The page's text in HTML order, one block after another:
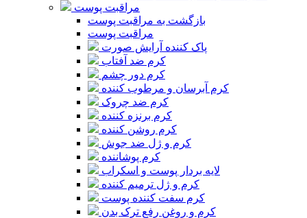
مراقبت پوست
بازگشت به مراقبت پوست
مراقبت پوست
پاک کننده آرایش صورت
کرم ضد آفتاب
کرم دور چشم
کرم آبرسان و مرطوب کننده
کرم ضد چروک
کرم برنزه کننده
کرم روشن کننده
کرم و ژل ضد جوش
کرم پوشاننده
لایه بردار پوست و اسکراب
کرم و ژل ترمیم کننده
کرم سفت کننده پوست
کرم و روغن رفع ترک بدن